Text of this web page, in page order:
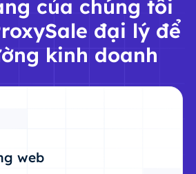
của chúng tôi
đại lý để
kinh doanh
web